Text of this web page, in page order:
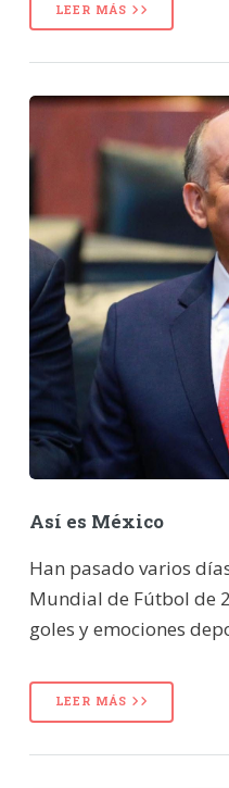
LEER MÁS
Así es México
Han pasado varios
Mundial de Fútbol de
goles y emociones
LEER MÁS